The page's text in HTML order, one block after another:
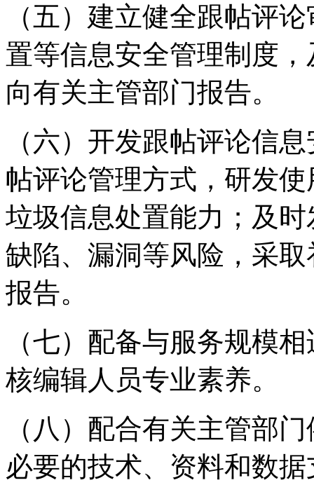
（五）建立健全跟帖评
置等信息安全管理制度
向有关主管部门报告。
（六）开发跟帖评论信
帖评论管理方式，研发
垃圾信息处置能力；及
缺陷、漏洞等风险，采
报告。
（七）配备与服务规模
核编辑人员专业素养。
（八）配合有关主管部
必要的技术、资料和数